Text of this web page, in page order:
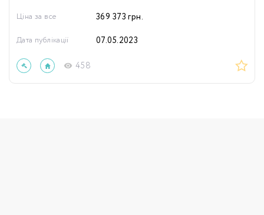
Ціна за все 369 373 грн.
458
Дата публікації 07.05.2023